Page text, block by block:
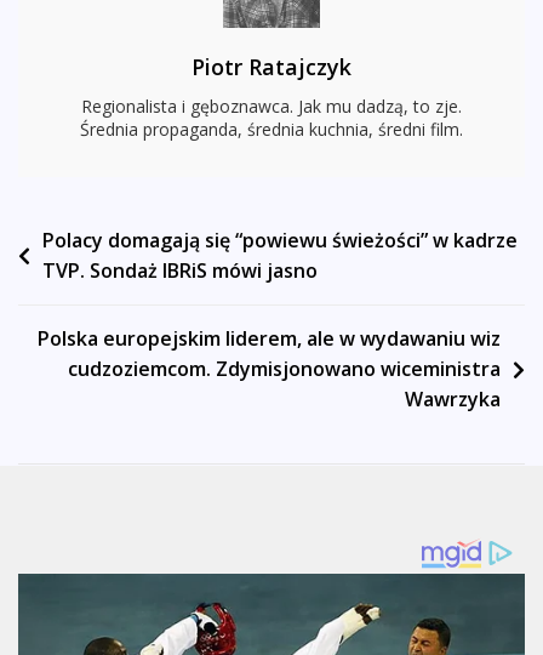
Piotr Ratajczyk
Regionalista i gęboznawca. Jak mu dadzą, to zje.
Średnia propaganda, średnia kuchnia, średni film.
Nawigacja
wpisu
Polacy domagają się “powiewu świeżości” w kadrze
TVP. Sondaż IBRiS mówi jasno
Polska europejskim liderem, ale w wydawaniu wiz
cudzoziemcom. Zdymisjonowano wiceministra
Wawrzyka